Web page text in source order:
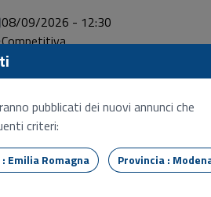
08/09/2026 - 12:30
Competitiva
base:
pubblicati dei nuovi annunci che
criteri:
Regione : Emilia Romagna Provincia :